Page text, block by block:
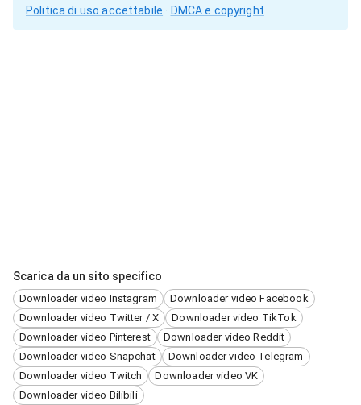
Politica di uso accettabile · DMCA e copyright
Scarica da un sito specifico
Downloader video Instagram
Downloader video Facebook
Downloader video Twitter / X
Downloader video TikTok
Downloader video Pinterest
Downloader video Reddit
Downloader video Snapchat
Downloader video Telegram
Downloader video Twitch
Downloader video VK
Downloader video Bilibili